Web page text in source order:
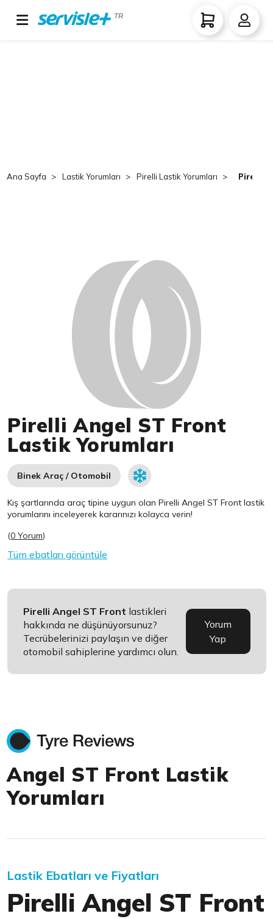
TR
Ana Sayfa Lastik Yorumları Pirelli Lastik Yorumları Pirelli
Pirelli Angel ST Front
Lastik Yorumları
Binek Araç / Otomobil
Kış şartlarında araç tipine uygun olanPirelli Angel ST Front lastik
yorumlarını inceleyerek kararınızı kolayca verin!
(0 Yorum)
Tüm ebatları görüntüle
Pirelli Angel ST Front lastikleri
hakkında ne düşünüyorsunuz?
Tecrübelerinizi paylaşın ve diğer
otomobil sahiplerine yardımcı olun.
Yorum
Yap
Angel ST Front Lastik
Yorumları
Lastik Ebatları ve Fiyatları
Pirelli Angel ST Front